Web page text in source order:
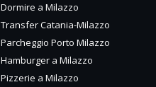
Dormire a Milazzo
Transfer Catania-Milazzo
Parcheggio Porto Milazzo
Hamburger a Milazzo
Pizzerie a Milazzo